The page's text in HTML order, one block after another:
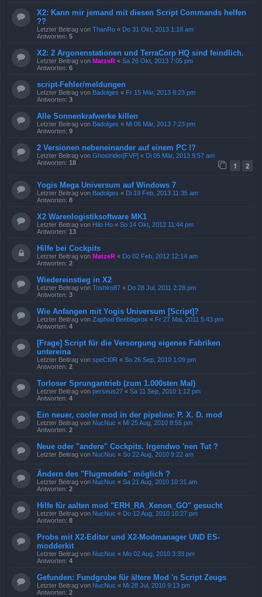
X2: Kann mir jemand mit diesen Script Commands helfen
??
Letzter Beitrag von ThanRo « Do 31 Okt, 2013 1:18 am
Antworten: 5
X2: 2 Argonenstationen und TerraCorp HQ sind feindlich.
Letzter Beitrag von MatzeR « Sa 26 Okt, 2013 7:05 pm
Antworten: 6
script-Fehler/meldungen
Letzter Beitrag von Badolges « Fr 15 Mär, 2013 8:23 pm
Antworten: 3
Alle Sonnenkrafwerke killen
Letzter Beitrag von Badolges « Mi 06 Mär, 2013 7:23 pm
Antworten: 9
2 Versionen nebeneinander auf einem PC !?
Letzter Beitrag von Ghostrider[FVP] « Di 05 Mär, 2013 9:57 am
Antworten: 18 1 2
Yogis Mega Universum auf Windows 7
Letzter Beitrag von Badolges « Di 19 Feb, 2013 11:35 am
Antworten: 8
X2 Warenlogistiksoftware MK1
Letzter Beitrag von Hilo Ho « So 14 Okt, 2012 11:44 pm
Antworten: 13
Hilfe bei Cockpits
Letzter Beitrag von MatzeR « Do 02 Feb, 2012 12:14 am
Antworten: 2
Wiedereinstieg in X2
Letzter Beitrag von Toshiro87 « Do 28 Jul, 2011 2:28 pm
Antworten: 3
Wie Anfangen mit Yogis Universum [Script]?
Letzter Beitrag von Zaphod Beebleprox « Fr 27 Mai, 2011 5:43 pm
Antworten: 4
[Frage] Script für die Versorgung eigenes Fabriken
untereina
Letzter Beitrag von speCt0R « So 26 Sep, 2010 1:09 pm
Antworten: 2
Torloser Sprungantrieb (zum 1.000sten Mal)
Letzter Beitrag von perseus27 « Sa 11 Sep, 2010 1:12 pm
Antworten: 4
Ein neuer, cooler mod in der pipeline: P. X. D. mod
Letzter Beitrag von NucNuc « Mi 25 Aug, 2010 8:55 pm
Antworten: 2
Neue oder "andere" Cockpits. Irgendwo 'nen Tut ?
Letzter Beitrag von NucNuc « So 22 Aug, 2010 9:22 am
Ändern des "Flugmodels" möglich ?
Letzter Beitrag von NucNuc « Sa 21 Aug, 2010 10:31 am
Antworten: 2
Hilfe für aalten mod "ERH_RA_Xenon_GO" gesucht
Letzter Beitrag von NucNuc « Do 12 Aug, 2010 10:27 pm
Antworten: 8
Probs mit X2-Editor und X2-Modmanager UND ES-
modderkit
Letzter Beitrag von NucNuc « Mo 02 Aug, 2010 3:33 pm
Antworten: 4
Gefunden: Fundgrube für ältere Mod 'n Script Zeugs
Letzter Beitrag von NucNuc « Mi 28 Jul, 2010 9:13 pm
Antworten: 2